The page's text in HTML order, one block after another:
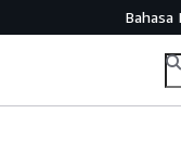
Bahasa